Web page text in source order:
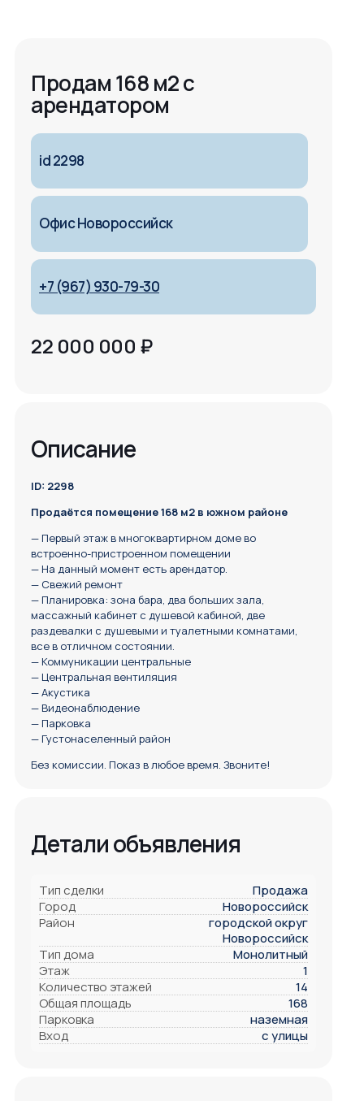
Продам 168 м2 с
арендатором
id 2298
Офис Новороссийск
+7 (967) 930-79-30
22 000 000 ₽
Описание
ID: 2298
Продаётся помещение 168 м2 в южном районе
— Первый этаж в многоквартирном доме во
встроенно-пристроенном помещении
— На данный момент есть арендатор.
— Свежий ремонт
— Планировка: зона бара, два больших зала,
массажный кабинет с душевой кабиной, две
раздевалки с душевыми и туалетными комнатами,
все в отличном состоянии.
— Коммуникации центральные
— Центральная вентиляция
— Акустика
— Видеонаблюдение
— Парковка
— Густонаселенный район
Без комиссии. Показ в любое время. Звоните!
Детали объявления
Тип сделки
Продажа
Город
Новороссийск
Район
городской округ
Новороссийск
Тип дома
Монолитный
Этаж
1
Количество этажей
14
Общая площадь
168
Парковка
наземная
Вход
с улицы